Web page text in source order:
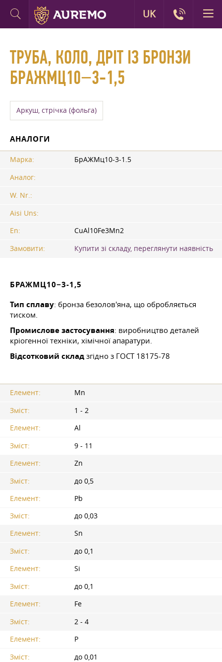
ТРУБА, КОЛО, ДРІТ ІЗ БРОНЗИ
БРАЖМЦ10−3-1,5
Аркуш, стрічка (фольга)
АНАЛОГИ
Марка:
БрАЖМц10-3-1.5
Аналог:
W. Nr.:
Aisi Uns:
En:
CuAl10Fe3Mn2
Замовити:
Купити зі складу, переглянути наявність
БРАЖМЦ10−3-1,5
Тип сплаву: бронза безолов'яна, що обробляється
тиском.
Промислове застосування: виробництво деталей
кріогенної техніки, хімічної апаратури.
Відсотковий склад згідно з ГОСТ 18175-78
Елемент:
Mn
Зміст:
1 - 2
Елемент:
Al
Зміст:
9 - 11
Елемент:
Zn
Зміст:
до 0,5
Елемент:
Pb
Зміст:
до 0,03
Елемент:
Sn
Зміст:
до 0,1
Елемент:
Si
Зміст:
до 0,1
Елемент:
Fe
Зміст:
2 - 4
Елемент:
P
Зміст:
до 0,01
UK